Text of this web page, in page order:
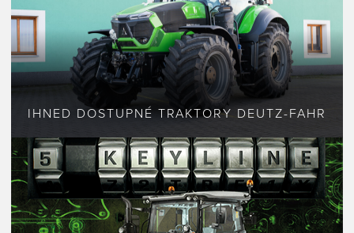
IHNED DOSTUPNÉ TRAKTORY DEUTZ-FAHR